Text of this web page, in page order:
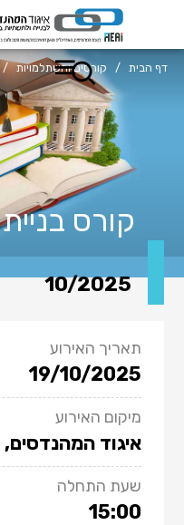
דף הבית / קורסים והשתלמויות /
קורס
10/2025
תאריך האירוע
19/10/2025
מיקום האירוע
איגוד
שעת התחלה
15:00